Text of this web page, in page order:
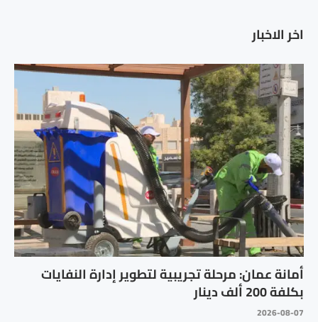
اخر الاخبار
أمانة عمان: مرحلة تجريبية لتطوير إدارة النفايات
بكلفة 200 ألف دينار
2026-08-07